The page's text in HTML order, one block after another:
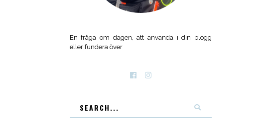
En fråga om dagen, att använda i din blogg
eller fundera över